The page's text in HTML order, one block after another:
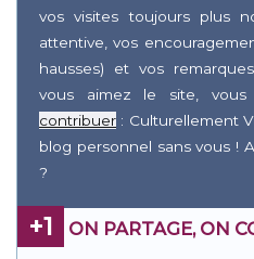
vos visites toujours plus
attentive, vos
hausses) et vos
vous aimez le site, vous
contribuer : Culturellement
blog personnel sans vous !
?
+1 ON PARTAGE, ON